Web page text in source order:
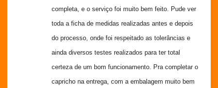
completa, e o serviço foi muito bem feito. Pude ver
toda a ficha de medidas realizadas antes e depois
do processo, onde foi respeitado as tolerâncias e
ainda diversos testes realizados para ter total
certeza de um bom funcionamento. Pra completar o
capricho na entrega, com a embalagem muito bem